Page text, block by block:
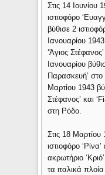
Στις 14 Ιουνίου
ιστιοφόρο
βύθισε 2
Ιανουαρίου
‘Άγιος
Ιανουαρίου
Παρασκευή’ στο
Μαρτίου 1943
Στέφανος’ και
στη Ρόδο.
Στις 18 Μαρτίου
ιστιοφόρο
ακρωτήριο
τα ιταλικά